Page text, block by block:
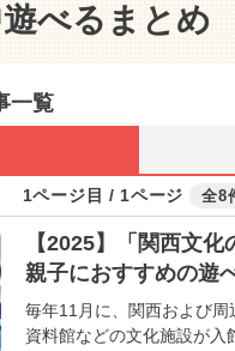
べるまとめ
一覧
1ページ目 / 1ページ 全8
【2025】「関西文
親子におすすめの遊
毎年11月に、関西および周
資料館などの文化施設が入